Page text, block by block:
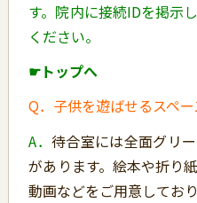
す。院内に接続IDを掲示
ください。
☛トップへ
Q．子供を遊ばせるスペ
A． 待合室には全面グリ
があります。絵本や折り
動画などをご用意しており